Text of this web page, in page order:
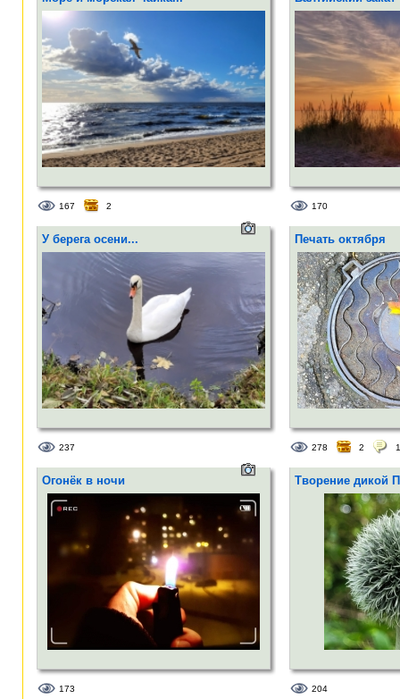
167 2 170
У берега осени...
237
Печать октября
278 2 1
Огонёк в ночи
173
Творение дикой
204